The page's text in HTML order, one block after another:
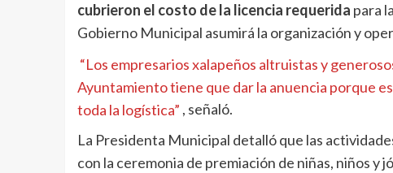
cubrieron el costo de la licencia requerida para
Gobierno Municipal asumirá la organización y
“Los empresarios xalapeños altruistas y
Ayuntamiento tiene que dar la anuencia porque
toda la logística” , señaló.
La Presidenta Municipal detalló que las
con la ceremonia de premiación de niñas, niños